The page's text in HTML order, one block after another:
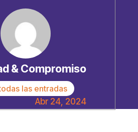
& Compromiso
las entradas
Abr 24, 2024